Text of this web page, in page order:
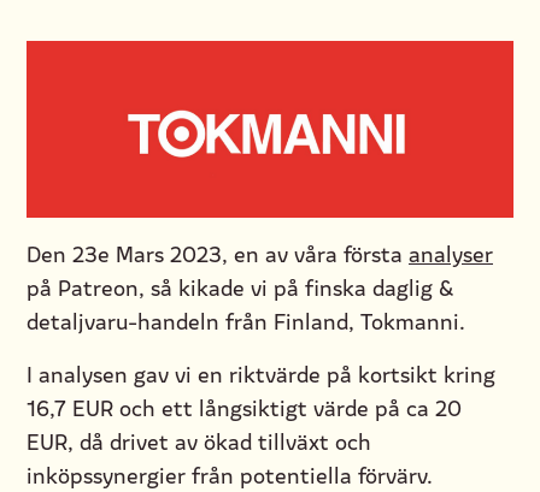
Den 23e Mars 2023, en av våra första analyser
på Patreon, så kikade vi på finska daglig &
detaljvaru-handeln från Finland, Tokmanni.
I analysen gav vi en riktvärde på kortsikt kring
16,7 EUR och ett långsiktigt värde på ca 20
EUR, då drivet av ökad tillväxt och
inköpssynergier från potentiella förvärv.